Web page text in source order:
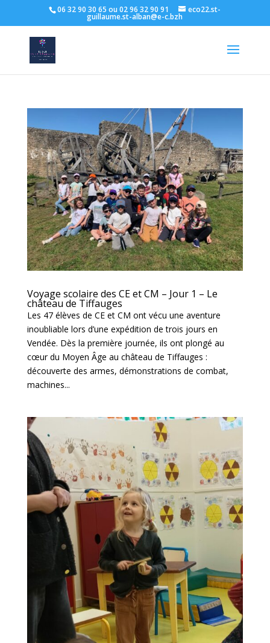
06 32 90 30 65 ou 02 96 32 90 91 eco22.st-
guillaume.st-alban@e-c.bzh
Voyage scolaire des CE et CM – Jour 1 – Le
château de Tiffauges
Les 47 élèves de CE et CM ont vécu une aventure
inoubliable lors d’une expédition de trois jours en
Vendée. Dès la première journée, ils ont plongé au
cœur du Moyen Âge au château de Tiffauges :
découverte des armes, démonstrations de combat,
machines...